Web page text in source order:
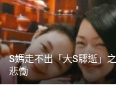
S媽走不出「大S驟逝」
悲慟